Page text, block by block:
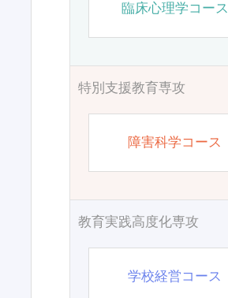
臨床心理学コース
特別支援教育専攻
障害科学コース
教育実践高度化専攻
学校経営コース